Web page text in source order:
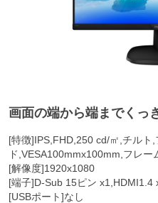
画面の端から端までくっ
[特徴]IPS,FHD,250 cd/㎡,チルト
ド,VESA100mmx100mm,フレー
[解像度]1920x1080
[端子]D-Sub 15ピン x1,HDMI1.4
[USBポート]なし